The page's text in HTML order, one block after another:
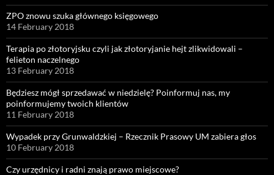
ZPO znowu szuka głównego księgowego
14 February 2018
Terapia po złotoryjsku czyli jak złotoryjanie hejt zlikwidowali –
felieton naczelnego
13 February 2018
Będziesz mógł sprzedawać w niedzielę? Poinformuj nas, my
poinformujemy twoich klientów
11 February 2018
Wypadek przy Grunwaldzkiej – Rzecznik Prasowy UM zabiera głos
10 February 2018
Czy urzędnicy i radni znają prawo miejscowe?